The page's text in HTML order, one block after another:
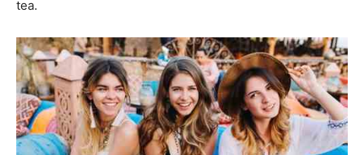
tea.